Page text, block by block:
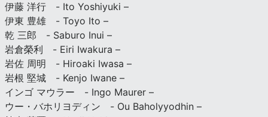
伊藤 洋行 - Ito Yoshiyuki –
伊東 豊雄 - Toyo Ito –
乾 三郎 - Saburo Inui –
岩倉榮利 - Eiri Iwakura –
岩佐 周明 - Hiroaki Iwasa –
岩根 堅城 - Kenjo Iwane –
インゴ マウラー - Ingo Maurer –
ウー・バホリヨディン - Ou Baholyyodhin –